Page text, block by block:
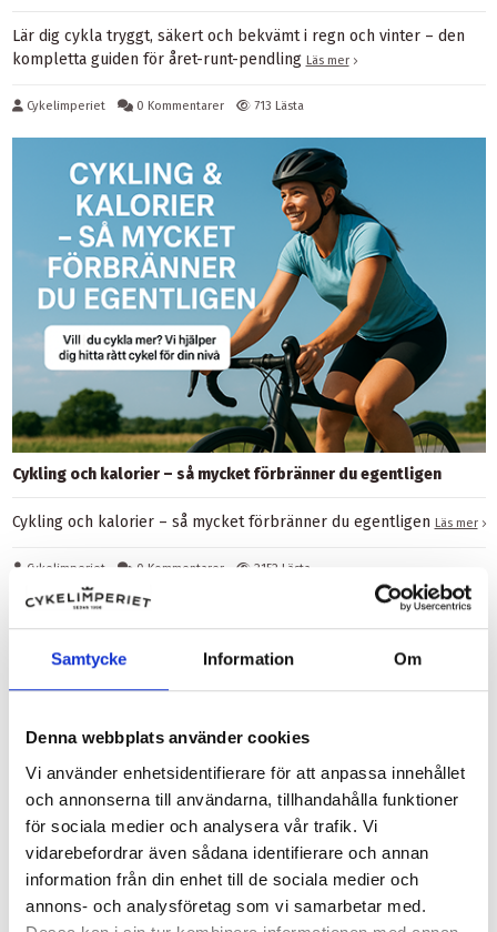
Samtycke Information Om
Denna webbplats använder cookies
Vi använder enhetsidentifierare för att anpassa innehållet
och annonserna till användarna, tillhandahålla funktioner
för sociala medier och analysera vår trafik. Vi
vidarebefordrar även sådana identifierare och annan
information från din enhet till de sociala medier och
annons- och analysföretag som vi samarbetar med.
Lär dig cykla tryggt, säkert och bekvämt i regn och vinter – den
kompletta guiden för året-runt-pendling Läs mer
Cykelimperiet 0 Kommentarer 713 Lästa
Cykling och kalorier – så mycket förbränner du egentligen
Cykling och kalorier – så mycket förbränner du egentligen Läs mer
Cykelimperiet 0 Kommentarer 2152 Lästa